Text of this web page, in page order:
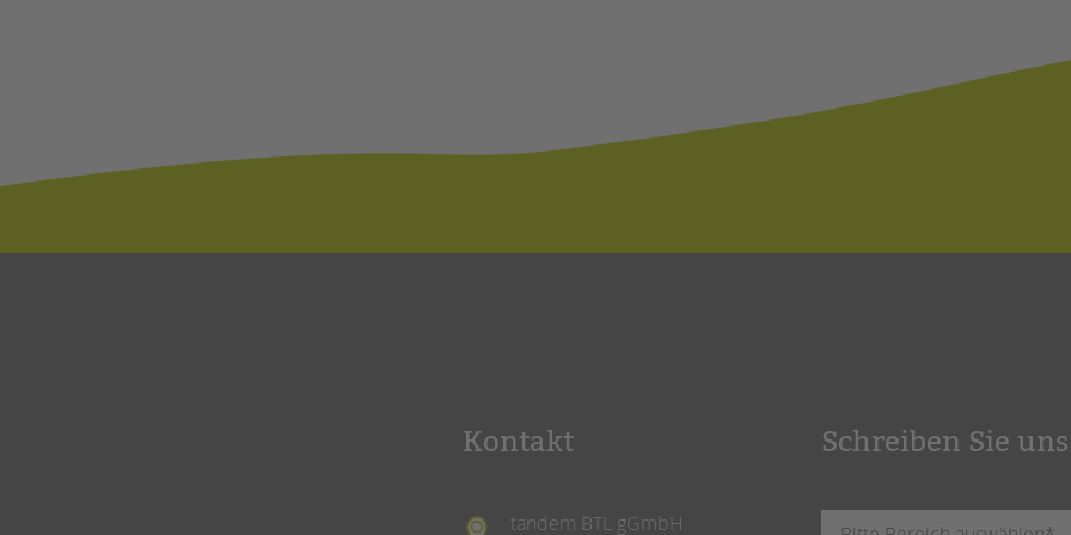
Kontakt
tandem BTL gGmbH
Schreiben Sie